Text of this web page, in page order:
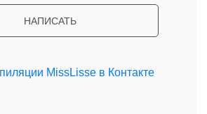
НАПИСАТЬ